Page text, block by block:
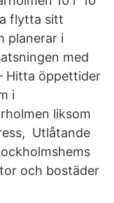
flytta sitt
planerar i
med
Hitta öppettider
i
liksom
Utlåtande
och bostäder